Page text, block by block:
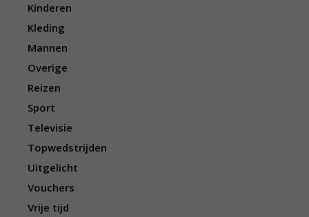
Kinderen
Kleding
Mannen
Overige
Reizen
Sport
Televisie
Topwedstrijden
Uitgelicht
Vouchers
Vrije tijd